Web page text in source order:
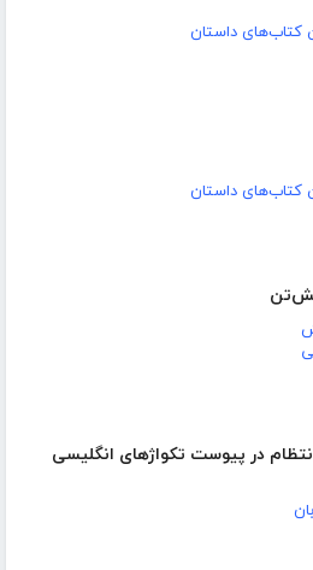
کتاب‌های داستان
کتاب‌های داستان
در پیوست تکواژهای انگلیسی